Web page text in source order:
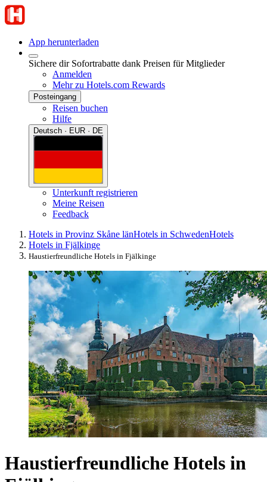
App herunterladen
Sichere dir Sofortrabatte dank Preisen für Mitglieder
Anmelden
Mehr zu Hotels.com Rewards
Posteingang
Reisen buchen
Hilfe
Deutsch · EUR · DE
Unterkunft registrieren
Meine Reisen
Feedback
Hotels in Provinz Skåne länHotels in SchwedenHotels
Hotels in Fjälkinge
Haustierfreundliche Hotels in Fjälkinge
Haustierfreundliche Hotels in